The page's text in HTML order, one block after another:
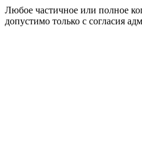
Любое частичное или полное
допустимо только с согласия